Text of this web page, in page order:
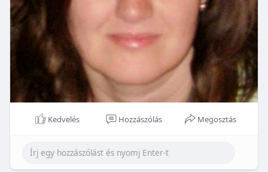
Kedvelés Hozzászólás Megosztás